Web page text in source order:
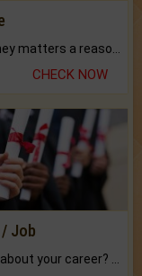
CHECK NOW
Job